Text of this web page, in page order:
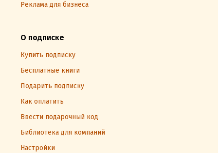
Реклама для бизнеса
О подписке
Купить подписку
Бесплатные книги
Подарить подписку
Как оплатить
Ввести подарочный код
Библиотека для компаний
Настройки